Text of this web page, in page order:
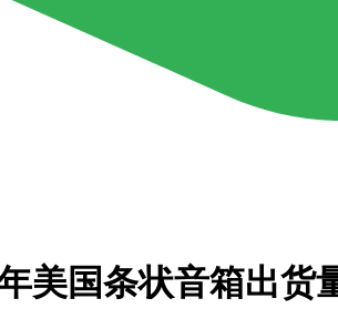
美国条状音箱出货